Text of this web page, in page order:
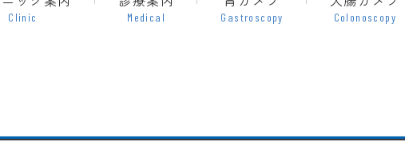
Clinic Medical Gastroscopy Colonoscopy